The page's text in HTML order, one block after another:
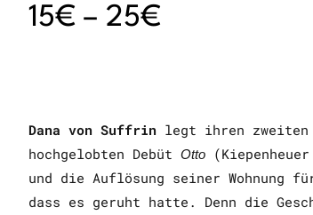
15€ – 25€
Dana von Suffrin legt ihren zweiten
hochgelobten Debüt Otto
und die Auflösung seiner Wohnung
dass es geruht hatte. Denn die